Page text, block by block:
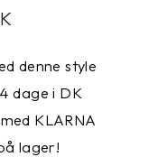
denne style
dage i DK
KLARNA
lager!